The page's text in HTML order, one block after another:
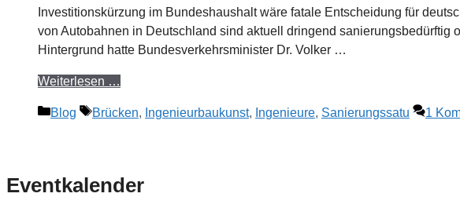
Investitionskürzung im Bundeshaushalt wäre fatale Entscheidung für
von Autobahnen in Deutschland sind aktuell dringend sanierungsbedürftig
Hintergrund hatte Bundesverkehrsminister Dr. Volker …
Weiterlesen …
Kategorien
Blog Schlagwörter
Brücken, Ingenieurbaukunst, Ingenieure, Sanierungssatu 1
Eventkalender